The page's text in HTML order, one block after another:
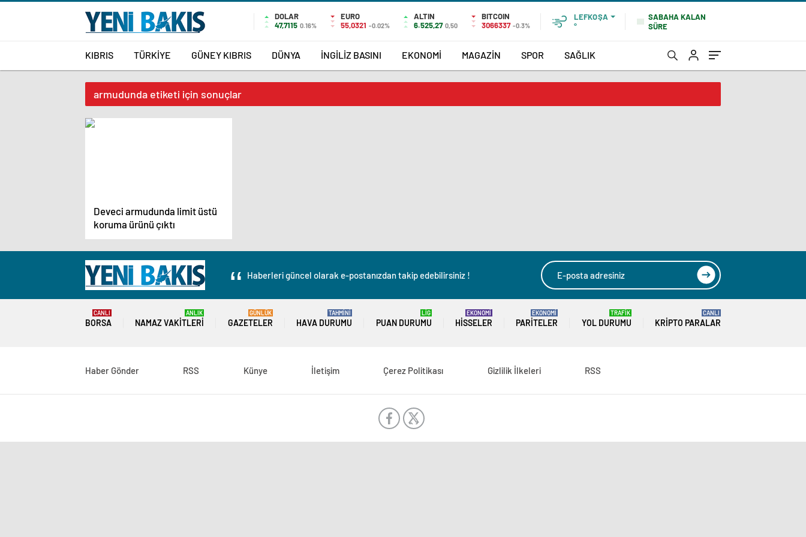
DOLAR
47,7115 0.16%
EURO
55,0321 -0.02%
ALTIN
6.525,27 0,50
BITCOIN
3066337 -0.3%
LEFKOŞA
°
SABAHA KALAN
SÜRE
KIBRIS TÜRKİYE GÜNEY KIBRIS DÜNYA İNGİLİZ BASINI EKONOMİ MAGAZİN SPOR SAĞLIK
armudunda etiketi için sonuçlar
Deveci armudunda limit üstü
koruma ürünü çıktı
Haberleri güncel olarak e-postanızdan takip edebilirsiniz !
BORSA
CANLI
NAMAZ VAKITLERI
ANLIK
GAZETELER
GÜNLÜK
HAVA DURUMU
TAHMİNİ
PUAN DURUMU
LİG
HISSELER
EKONOMİ
PARITELER
EKONOMİ
YOL DURUMU
TRAFİK
KRIPTO PARALAR
CANLI
Haber Gönder RSS Künye İletişim Çerez Politikası Gizlilik İlkeleri RSS